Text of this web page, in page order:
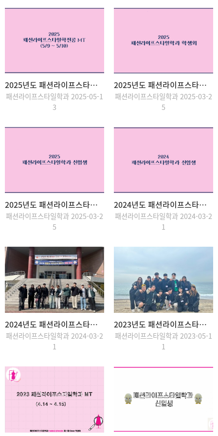
2025년도 패션라이프스타일학전공 MT
패션라이프스타일학과 2025-05-1
3
2025년도 패션라이프스타일학과 학생회
패션라이프스타일학과 2025-03-2
5
2025년도 패션라이프스타일학과 신입생
패션라이프스타일학과 2025-03-2
5
2024년도 패션라이프스타일학과 신입생
패션라이프스타일학과 2024-03-2
1
2024년도 패션라이프스타일학과 학생회
패션라이프스타일학과 2024-03-2
1
2023년도 패션라이프스타일학과 학생회
패션라이프스타일학과 2023-05-1
1